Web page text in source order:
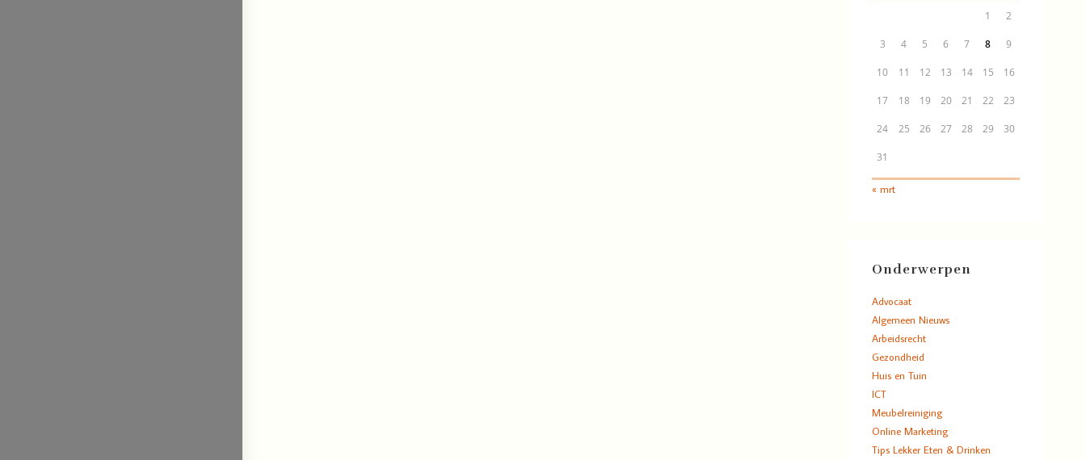
1 2
3 4 5 6 7 8 9
10 11 12 13 14 15 16
17 18 19 20 21 22 23
24 25 26 27 28 29 30
31
« mrt
Onderwerpen
Advocaat
Algemeen Nieuws
Arbeidsrecht
Gezondheid
Huis en Tuin
ICT
Meubelreiniging
Online Marketing
Tips Lekker Eten & Drinken